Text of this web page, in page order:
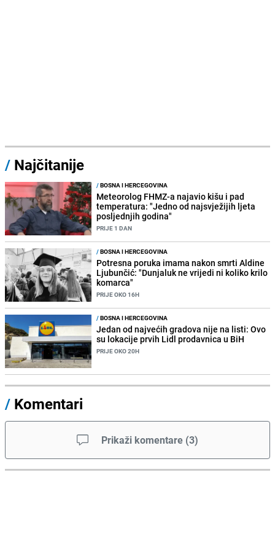
/ Najčitanije
/BOSNA I HERCEGOVINA
Meteorolog FHMZ-a najavio kišu i pad
temperatura: "Jedno od najsvježijih ljeta
posljednjih godina"
PRIJE 1 DAN
/BOSNA I HERCEGOVINA
Potresna poruka imama nakon smrti Aldine
Ljubunčić: "Dunjaluk ne vrijedi ni koliko krilo
komarca"
PRIJE OKO 16H
/BOSNA I HERCEGOVINA
Jedan od najvećih gradova nije na listi: Ovo
su lokacije prvih Lidl prodavnica u BiH
PRIJE OKO 20H
/ Komentari
Prikaži komentare (3)